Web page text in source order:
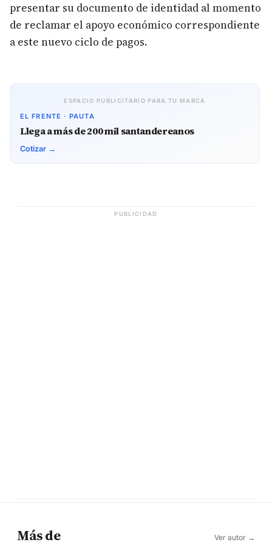
presentar su documento de identidad al momento
de reclamar el apoyo económico correspondiente
a este nuevo ciclo de pagos.
ESPACIO PUBLICITARIO PARA TU MARCA
EL FRENTE · PAUTA
Llega a más de 200 mil santandereanos
Cotizar →
PUBLICIDAD
Más de Ver autor →